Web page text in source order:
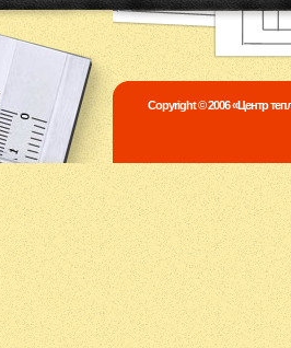
Copyright © 2006 «Центр